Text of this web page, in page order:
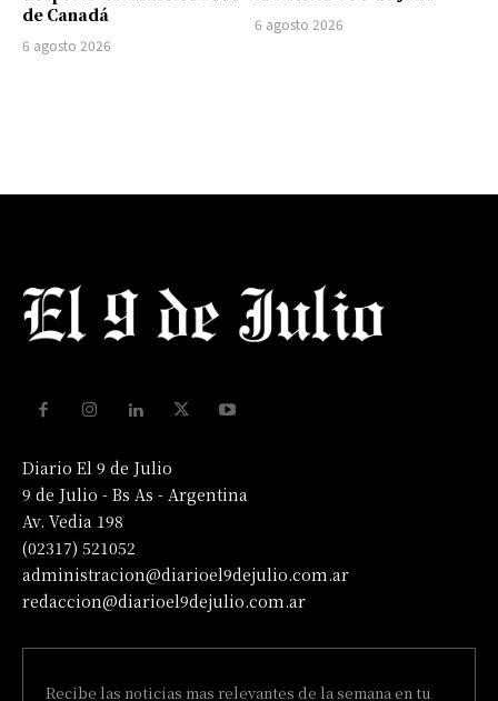
de Canadá
6 agosto 2026
6 agosto 2026
Diario El 9 de Julio
9 de Julio - Bs As - Argentina
Av. Vedia 198
(02317) 521052
administracion@diarioel9dejulio.com.ar
redaccion@diarioel9dejulio.com.ar
Recibe las noticias mas relevantes de la semana en tu